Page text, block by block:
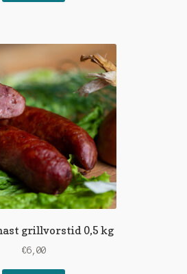
grillvorstid 0,5 kg
€6,00